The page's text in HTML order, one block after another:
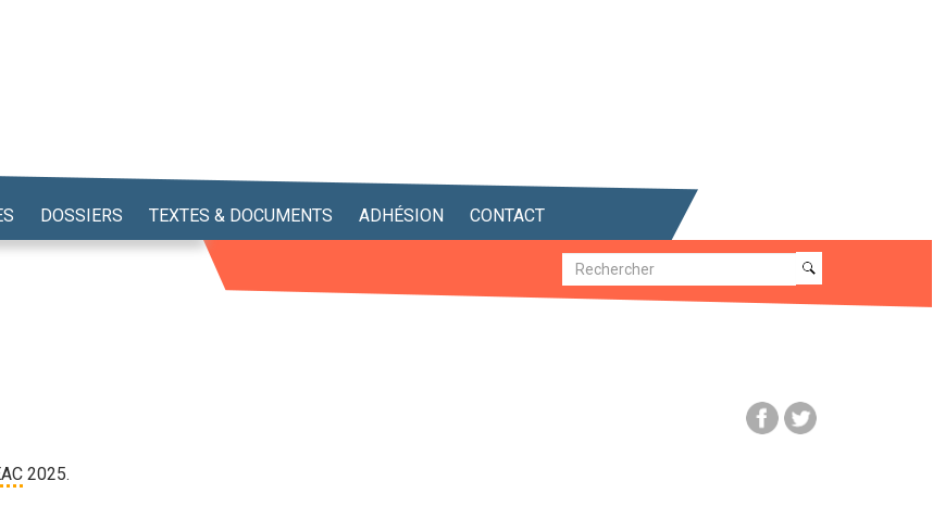
DOSSIERS TEXTES & DOCUMENTS ADHÉSION CONTACT
Recherche
Recherche
2025.